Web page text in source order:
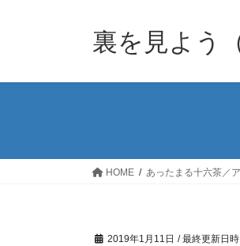
裏を見よう
HOME あったまる十六茶／
2019年1月11日 / 最終更新日